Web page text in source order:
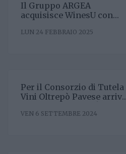
Il Gruppo ARGEA
acquisisce WinesU con
posizionamento negli Stati
LUN 24 FEBBRAIO 2025
Per il Consorzio di Tutela
Vini Oltrepò Pavese arriva
Riccardo Binda
VEN 6 SETTEMBRE 2024